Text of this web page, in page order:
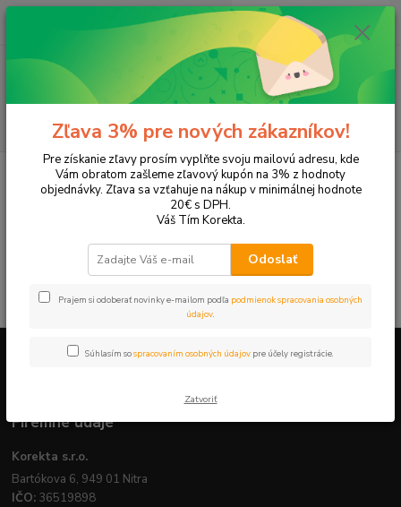
Hľadať
ks
za 0,00 EUR
Tonery a náplne do tlačiarní Brother MFC-J6510DW
MFC-J6510DW
V tejto kategórii nebol nájdený žiadny tovar.
Firemné údaje
Korekta s.r.o.
Bartókova 6, 949 01 Nitra
IČO: 36519898
Zľava 3% pre nových zákazníkov!
Pre získanie zľavy prosím vyplňte svoju mailovú adresu, kde
Vám obratom zašleme zľavový kupón na 3% z hodnoty
objednávky. Zľava sa vzťahuje na nákup v minimálnej hodnote
20€ s DPH.
Váš Tím Korekta.
Odoslať
Prajem si odoberať novinky e-mailom podľa podmienok spracovania osobných
údajov.
Súhlasím sospracovaním osobných údajov pre účely registrácie.
Zatvoriť